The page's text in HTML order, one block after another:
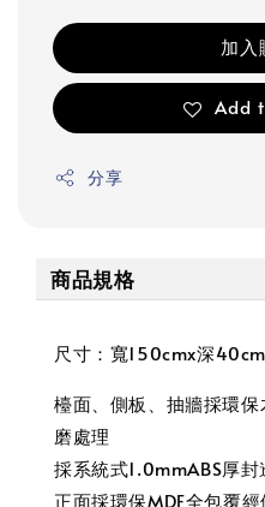
加入
Add
分享
商品規格
尺寸：寬150cmx深
檯面、側板、抽牆採環
磨處理
採系統式1.0mmABS厚封
正面採環保MDF全包覆